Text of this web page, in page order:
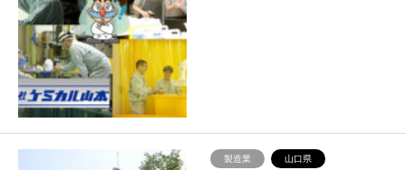
製造業 山口県